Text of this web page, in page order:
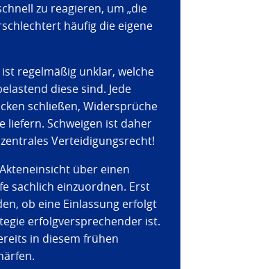
zu reagieren, um „die
häufig die eigene
regelmäßig unklar, welche
diese sind. Jede
schließen, Widersprüche
liefern. Schweigen ist daher
Verteidigungsrecht!
über einen
sachlich einzuordnen. Erst
ob eine Einlassung erfolgt
erfolgversprechender ist.
in diesem frühen